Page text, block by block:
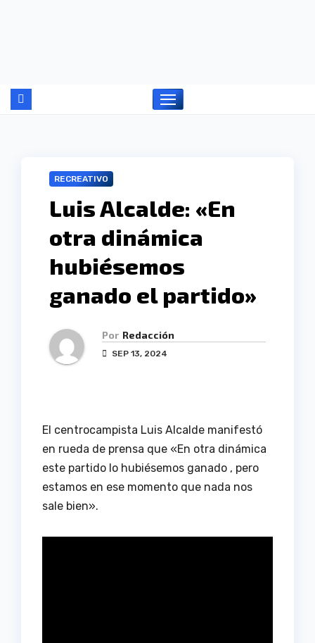
RECREATIVO
Luis Alcalde: «En
otra dinámica
hubiésemos
ganado el partido»
Por Redacción
SEP 13, 2024
El centrocampista Luis Alcalde manifestó
en rueda de prensa que «En otra dinámica
este partido lo hubiésemos ganado , pero
estamos en ese momento que nada nos
sale bien».